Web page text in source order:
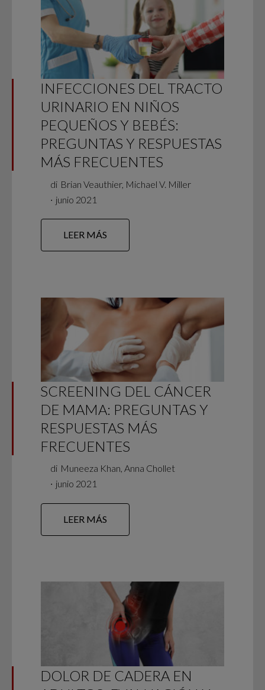
INFECCIONES DEL TRACTO
URINARIO EN NIÑOS
PEQUEÑOS Y BEBÉS:
PREGUNTAS Y RESPUESTAS
MÁS FRECUENTES
di Brian Veauthier, Michael V. Miller
∙ junio 2021
LEER MÁS
SCREENING DEL CÁNCER
DE MAMA: PREGUNTAS Y
RESPUESTAS MÁS
FRECUENTES
di Muneeza Khan, Anna Chollet
∙ junio 2021
LEER MÁS
DOLOR DE CADERA EN